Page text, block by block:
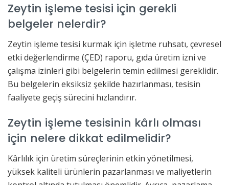
Zeytin işleme tesisi için gerekli
belgeler nelerdir?
Zeytin işleme tesisi kurmak için işletme ruhsatı, çevresel
etki değerlendirme (ÇED) raporu, gıda üretim izni ve
çalışma izinleri gibi belgelerin temin edilmesi gereklidir.
Bu belgelerin eksiksiz şekilde hazırlanması, tesisin
faaliyete geçiş sürecini hızlandırır.
Zeytin işleme tesisinin kârlı olması
için nelere dikkat edilmelidir?
Kârlılık için üretim süreçlerinin etkin yönetilmesi,
yüksek kaliteli ürünlerin pazarlanması ve maliyetlerin